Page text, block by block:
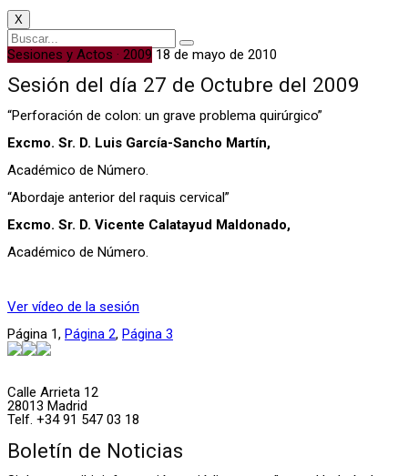
X
Sesiones y Actos · 2009 18 de mayo de 2010
Sesión del día 27 de Octubre del 2009
“Perforación de colon: un grave problema quirúrgico”
Excmo. Sr. D. Luis García-Sancho Martín,
Académico de Número.
“Abordaje anterior del raquis cervical”
Excmo. Sr. D. Vicente Calatayud Maldonado,
Académico de Número.
Ver vídeo de la sesión
Página 1, Página 2, Página 3
Calle Arrieta 12
28013 Madrid
Telf. +34 91 547 03 18
Boletín de Noticias